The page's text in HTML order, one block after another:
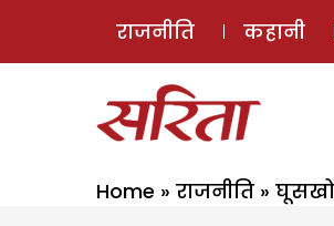
राजनीति कहानी
Home » राजनीति »